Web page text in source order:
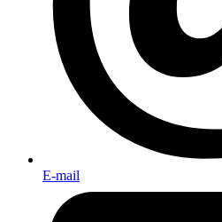
E-mail